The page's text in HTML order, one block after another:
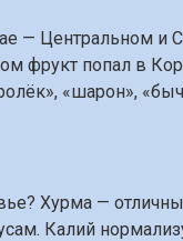
— Центральном и
фрукт попал в
«шарон»,
Хурма —
Калий